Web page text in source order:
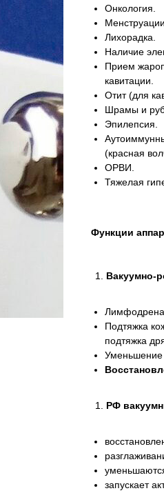
Онкология.
Менструации.
Лихорадка.
Наличие
Прием
кавитации.
Отит (для
Шрамы и
Эпилепсия.
(красная
ОРВИ.
Тяжелая
Функции
Вакуумно-
Подтяжка
подтяжка
Уменьшение
РФ
запускает